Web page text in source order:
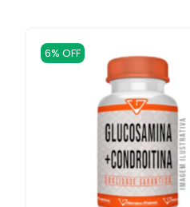
6% OFF